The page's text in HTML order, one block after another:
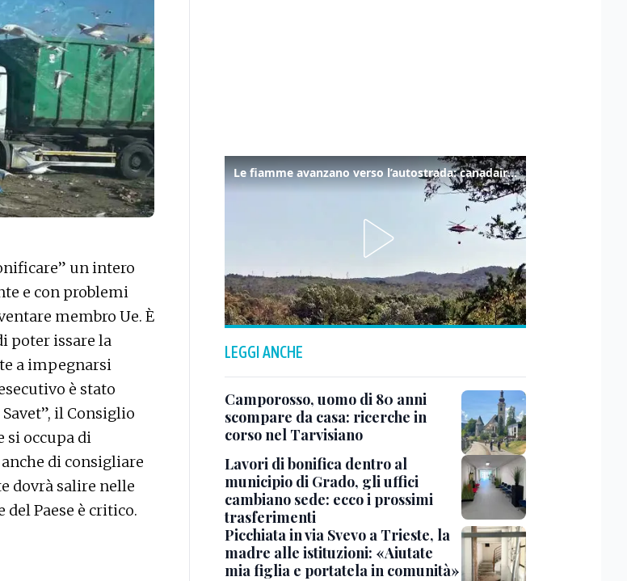
un intero
e con problemi
membro Ue. È
poter issare la
a impegnarsi
è stato
il Consiglio
si occupa di
di consigliare
dovrà salire nelle
Paese è critico.
Le fiamme avanzano verso l’autostrada: canadair in azione tra Monfalcone e Duino
LEGGI ANCHE
Camporosso, uomo di 80 anni
scompare da casa: ricerche in
corso nel Tarvisiano
Lavori di bonifica dentro al
municipio di Grado, gli uffici
cambiano sede: ecco i prossimi
trasferimenti
Picchiata in via Svevo a Trieste, la
madre alle istituzioni: «Aiutate
mia figlia e portatela in comunità»